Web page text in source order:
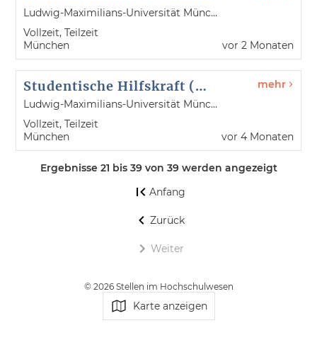
Ludwig-Maximilians-Universität München
Vollzeit, Teilzeit
München
vor 2 Monaten
Studentische Hilfskraft (m/w/d)
Ludwig-Maximilians-Universität München
Vollzeit, Teilzeit
München
mehr
vor 4 Monaten
Ergebnisse 21 bis 39 von 39 werden angezeigt
Anfang
Zurück
Weiter
© 2026 Stellen im Hochschulwesen
Impressum
Karte anzeigen